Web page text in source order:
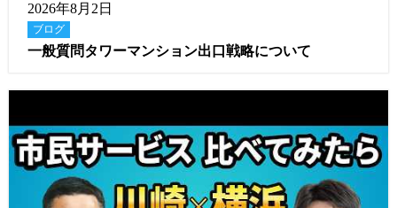
2026年8月2日
ブログ
一般質問タワーマンション出口戦略について